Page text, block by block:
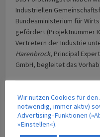
Industriellen
Bundesministerium für
gefördert (Projektnummer
Vertretern der Industrie
Harenbrock, Principal
GmbH, begleitet das
TERMINE |
Wir nutzen Cookies für
notwendig, immer aktiv)
Advertising-Funktionen
»Einstellen«).